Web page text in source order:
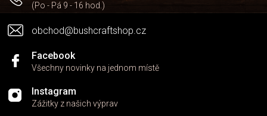
(Po - Pá 9 - 16 hod.)
obchod@bushcraftshop.cz
Facebook
Všechny novinky na jednom místě
Instagram
Zážitky z našich výprav